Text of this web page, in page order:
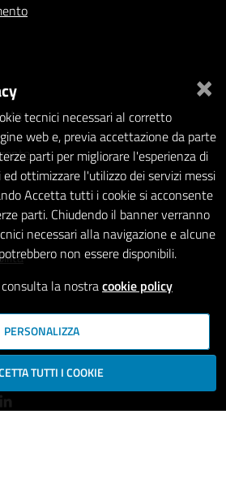
×
tecnici necessari al corretto
web e, previa accettazione da parte
parti per migliorare l'esperienza di
ottimizzare l'utilizzo dei servizi messi
Accetta tutti i cookie si acconsente
parti. Chiudendo il banner verranno
necessari alla navigazione e alcune
non essere disponibili.
la nostracookie policy
PERSONALIZZA
TUTTI I COOKIE